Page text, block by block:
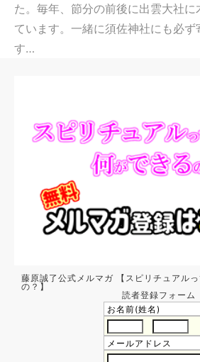
た。毎年、節分の前後に出雲大社に
ています。一緒に須佐神社にも必ず
す…
藤原誠了公式メルマガ 【スピリチュアル
の？】
読者登録フォーム
お名前(姓名)
メールアドレス